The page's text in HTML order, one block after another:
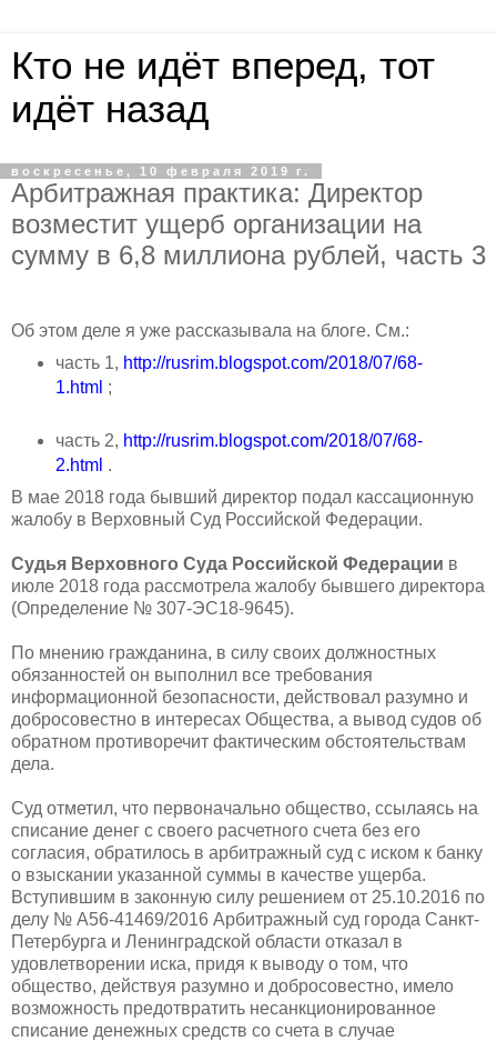
Кто не идёт вперед, тот
идёт назад
воскресенье, 10 февраля 2019 г.
Арбитражная практика: Директор
возместит ущерб организации на
сумму в 6,8 миллиона рублей, часть 3
Об этом деле я уже рассказывала на блоге. См.:
часть 1, http://rusrim.blogspot.com/2018/07/68-
1.html ;
часть 2, http://rusrim.blogspot.com/2018/07/68-
2.html .
В мае 2018 года бывший директор подал кассационную
жалобу в Верховный Суд Российской Федерации.
Судья Верховного Суда Российской Федерации в
июле 2018 года рассмотрела жалобу бывшего директора
(Определение № 307-ЭС18-9645).
По мнению гражданина, в силу своих должностных
обязанностей он выполнил все требования
информационной безопасности, действовал разумно и
добросовестно в интересах Общества, а вывод судов об
обратном противоречит фактическим обстоятельствам
дела.
Суд отметил, что первоначально общество, ссылаясь на
списание денег с своего расчетного счета без его
согласия, обратилось в арбитражный суд с иском к банку
о взыскании указанной суммы в качестве ущерба.
Вступившим в законную силу решением от 25.10.2016 по
делу № А56-41469/2016 Арбитражный суд города Санкт-
Петербурга и Ленинградской области отказал в
удовлетворении иска, придя к выводу о том, что
общество, действуя разумно и добросовестно, имело
возможность предотвратить несанкционированное
списание денежных средств со счета в случае